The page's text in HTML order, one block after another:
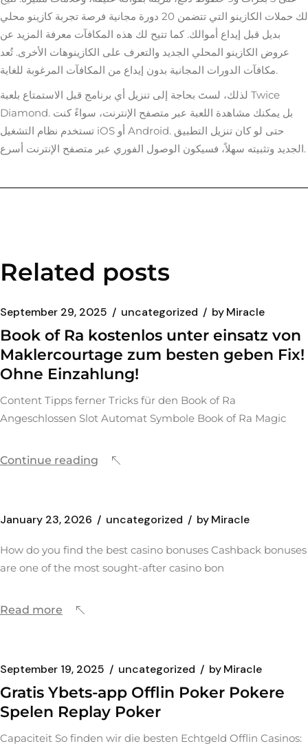
لك حملات الكازينو التي تتضمن 20 دورة مجانية فرصة تجربة كازينو محلي
بديل قبل إيداع أموالك. كما تتيح لك هذه المكافآت معرفة المزيد عن
عروض الكازينو المحلي الجديد والتعرف على الكازينوهات الأخرى. تُعد
مكافآت الدورات المجانية بدون إيداع من المكافآت المرغوبة للغاية.
لذلك، لستَ بحاجة إلى تنزيل أي برنامج قبل الاستمتاع بلعبة Twice
Diamond. بل يمكنك مشاهدة اللعبة عبر متصفح الإنترنت، سواءً كنت
تستخدم نظام التشغيل iOS أو Android. حتى لو كان تنزيل التطبيق
الجديد وتثبيته سهلاً، فسيكون الوصول الفوري عبر متصفح الإنترنت أسرع.
Related posts
September 29, 2025 uncategorized byMiracle
Book of Ra kostenlos unter einsatz von
Maklercourtage zum besten geben Fix!
Ohne Einzahlung!
Content Tipps ferner Tricks für den Book of Ra
Angeschlossen Slot Automat Symbole Book of Ra Magic
Continue reading
January 23, 2026 uncategorized byMiracle
How do you find the best casino bonuses Cashback bonuses
are one of the most sought-after casino bon
Read more
September 19, 2025 uncategorized byMiracle
Gratis Ybets-app Offlin Poker Pokere
Spelen Replay Poker
Capaciteit So finden wir die besten Echtgeld Offlin Casinos: